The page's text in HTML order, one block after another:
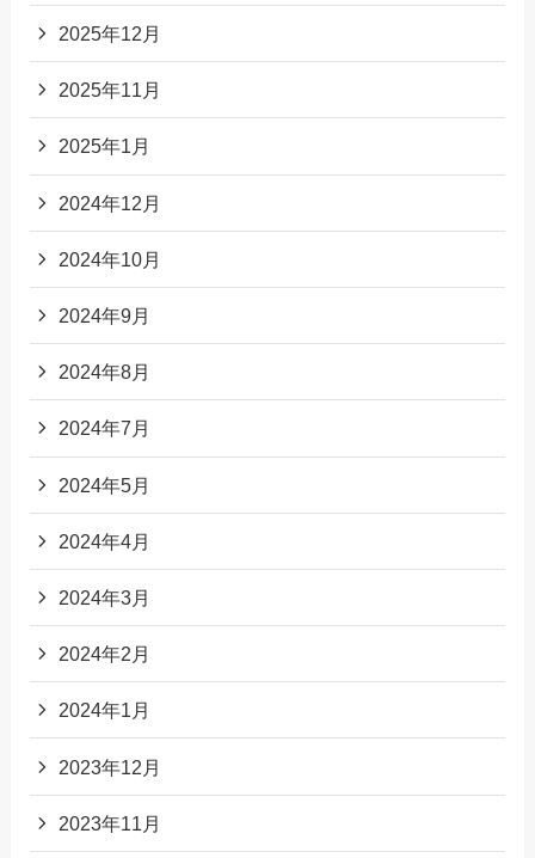
2025年12月
2025年11月
2025年1月
2024年12月
2024年10月
2024年9月
2024年8月
2024年7月
2024年5月
2024年4月
2024年3月
2024年2月
2024年1月
2023年12月
2023年11月